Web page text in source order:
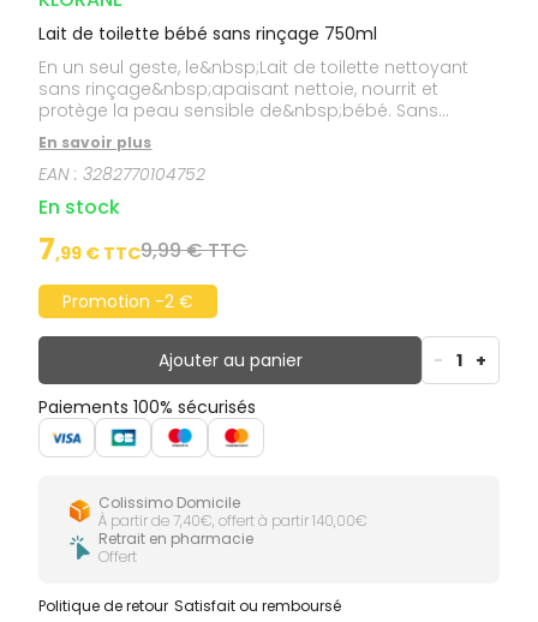
Lait de toilette bébé sans rinçage 750ml
En un seul geste, le&nbsp;Lait de toilette nettoyant
sans rinçage&nbsp;apaisant nettoie, nourrit et
protège la peau sensible de&nbsp;bébé. Sans
rinçage, le lait nettoyant bébé apporte fraîcheur et
apaisement dès que nécessaire. Parfaitement
propre et délicatement parfumé, bébé est prêt pour
de nouvelles aventures.
En savoir plus
EAN :3282770104752
En stock
7,99 € TTC9,99 € TTC
Promotion -2 €
Ajouter au panier - 1 +
Paiements 100% sécurisés
Colissimo Domicile
À partir de 7,40€, offert à partir 140,00€
Retrait en pharmacie
Offert
Politique de retour Satisfait ou remboursé